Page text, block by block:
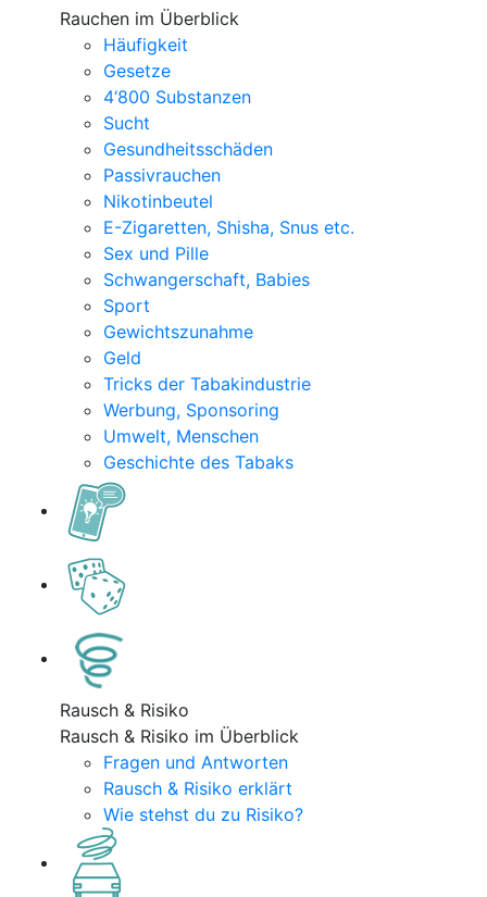
Rauchen im Überblick
Häufigkeit
Gesetze
4‘800 Substanzen
Sucht
Gesundheitsschäden
Passivrauchen
Nikotinbeutel
E-Zigaretten, Shisha, Snus etc.
Sex und Pille
Schwangerschaft, Babies
Sport
Gewichtszunahme
Geld
Tricks der Tabakindustrie
Werbung, Sponsoring
Umwelt, Menschen
Geschichte des Tabaks
Rausch & Risiko
Rausch & Risiko im Überblick
Fragen und Antworten
Rausch & Risiko erklärt
Wie stehst du zu Risiko?